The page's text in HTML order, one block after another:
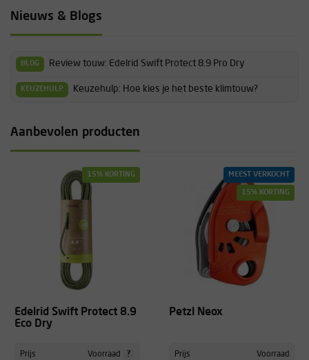
Nieuws & Blogs
BLOG Review touw: Edelrid Swift Protect 8.9 Pro Dry
KEUZEHULP Keuzehulp: Hoe kies je het beste klimtouw?
Aanbevolen producten
15% KORTING
Edelrid Swift Protect 8.9
Eco Dry
Prijs Voorraad ?
MEEST VERKOCHT
15% KORTING
Petzl Neox
Prijs Voorraad